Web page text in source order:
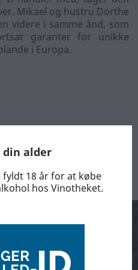
Mikael og hustru Dorthe
videre i samme ånd, som
garanter for unikke
i Europa.
alder
18 år for at købe
hos Vinotheket.